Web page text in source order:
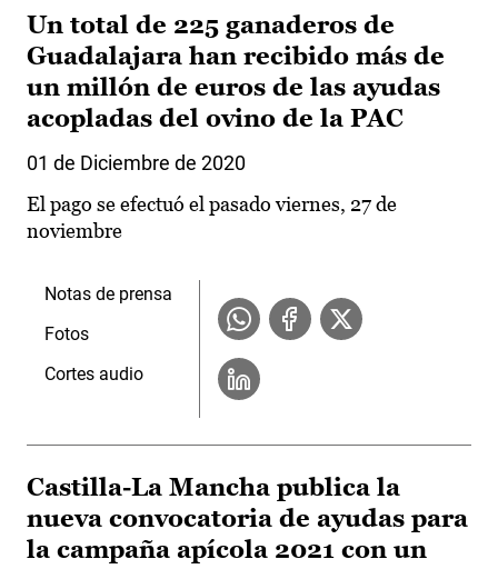
Un total de 225 ganaderos de
Guadalajara han recibido más de
un millón de euros de las ayudas
acopladas del ovino de la PAC
01 de Diciembre de 2020
El pago se efectuó el pasado viernes, 27 de
noviembre
Notas de prensa
Fotos
Cortes audio
Castilla-La Mancha publica la
nueva convocatoria de ayudas para
la campaña apícola 2021 con un